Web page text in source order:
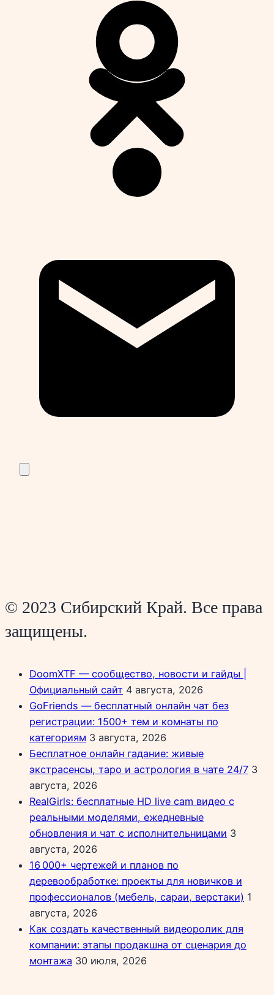
© 2023 Сибирский Край. Все права
защищены.
DoomXTF — сообщество, новости и гайды |
Официальный сайт 4 августа, 2026
GoFriends — бесплатный онлайн чат без
регистрации: 1500+ тем и комнаты по
категориям 3 августа, 2026
Бесплатное онлайн гадание: живые
экстрасенсы, таро и астрология в чате 24/7 3
августа, 2026
RealGirls: бесплатные HD live cam видео с
реальными моделями, ежедневные
обновления и чат с исполнительницами 3
августа, 2026
16 000+ чертежей и планов по
деревообработке: проекты для новичков и
профессионалов (мебель, сараи, верстаки) 1
августа, 2026
Как создать качественный видеоролик для
компании: этапы продакшна от сценария до
монтажа 30 июля, 2026